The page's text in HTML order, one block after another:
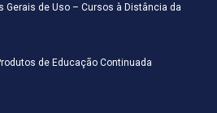
Gerais de Uso – Cursos à Distância da
de Educação Continuada